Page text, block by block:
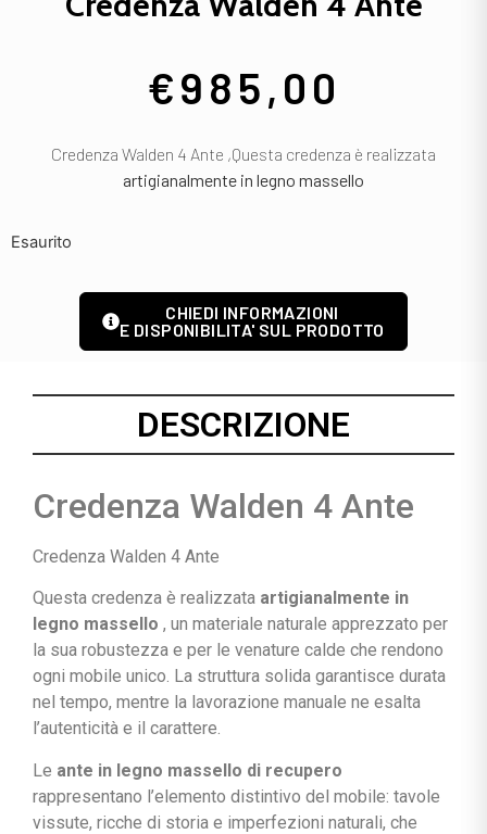
€985,00
Credenza Walden 4 Ante ,Questa credenza è realizzata
artigianalmente in legno massello
Esaurito
CHIEDI INFORMAZIONI
E DISPONIBILITA' SUL PRODOTTO
DESCRIZIONE
Credenza Walden 4 Ante
Credenza Walden 4 Ante
Questa credenza è realizzata artigianalmente in
legno massello , un materiale naturale apprezzato per
la sua robustezza e per le venature calde che rendono
ogni mobile unico. La struttura solida garantisce durata
nel tempo, mentre la lavorazione manuale ne esalta
l’autenticità e il carattere.
Le ante in legno massello di recupero
rappresentano l’elemento distintivo del mobile: tavole
vissute, ricche di storia e imperfezioni naturali, che